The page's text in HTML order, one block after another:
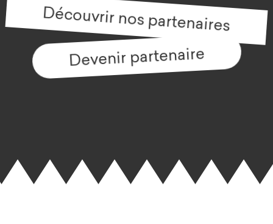
Découvrir nos partenaires
Devenir partenaire